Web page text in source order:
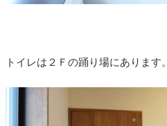
トイレは２Ｆの踊り場にあります。